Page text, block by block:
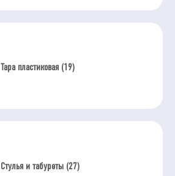
Тара пластиковая (19)
Стулья и табуреты (27)